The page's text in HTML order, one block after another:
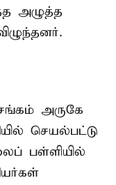
அழுத்த
அருகே
செயல்பட்டு
பள்ளியில்